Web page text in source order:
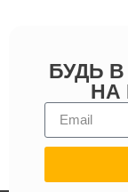
БУДЬ
НА